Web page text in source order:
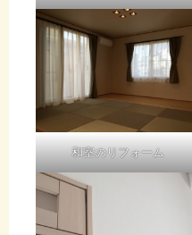
和室のリフォーム